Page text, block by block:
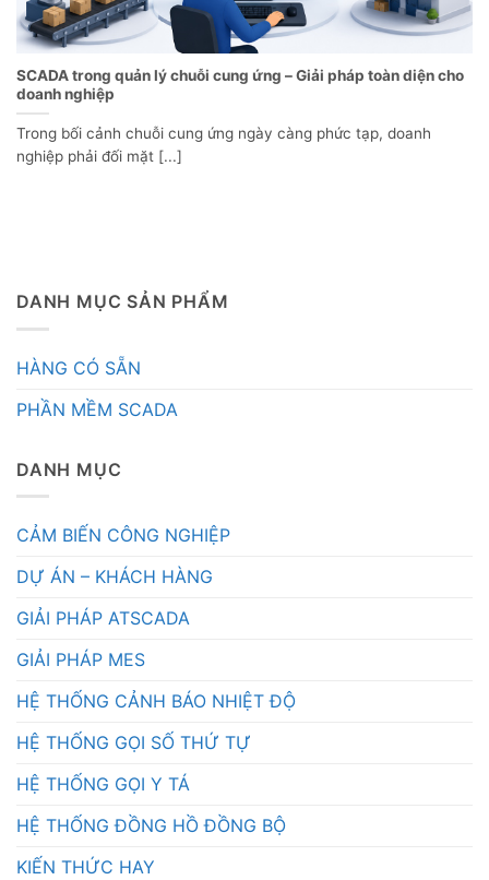
SCADA trong quản lý chuỗi cung ứng – Giải pháp toàn diện cho
doanh nghiệp
Trong bối cảnh chuỗi cung ứng ngày càng phức tạp, doanh
nghiệp phải đối mặt [...]
DANH MỤC SẢN PHẨM
HÀNG CÓ SẴN
PHẦN MỀM SCADA
DANH MỤC
CẢM BIẾN CÔNG NGHIỆP
DỰ ÁN – KHÁCH HÀNG
GIẢI PHÁP ATSCADA
GIẢI PHÁP MES
HỆ THỐNG CẢNH BÁO NHIỆT ĐỘ
HỆ THỐNG GỌI SỐ THỨ TỰ
HỆ THỐNG GỌI Y TÁ
HỆ THỐNG ĐỒNG HỒ ĐỒNG BỘ
KIẾN THỨC HAY